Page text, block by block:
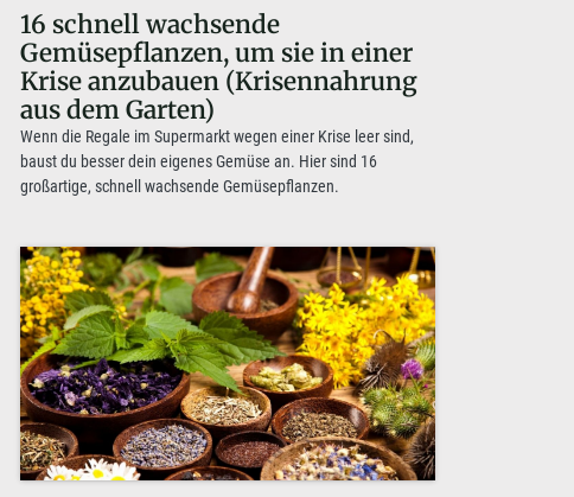
16 schnell wachsende
Gemüsepflanzen, um sie in einer
Krise anzubauen (Krisennahrung
aus dem Garten)
Wenn die Regale im Supermarkt wegen einer Krise leer sind,
baust du besser dein eigenes Gemüse an. Hier sind 16
großartige, schnell wachsende Gemüsepflanzen.